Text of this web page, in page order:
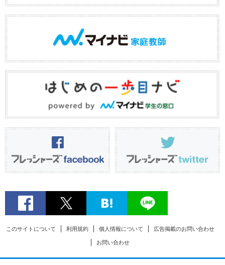
このサイトについて 利用規約 個人情報について 広告掲載のお問い合わせ
お問い合わせ